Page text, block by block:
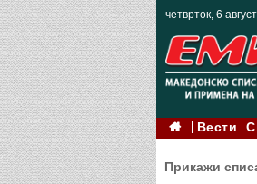
четврток, 6
Вести
Прикажи